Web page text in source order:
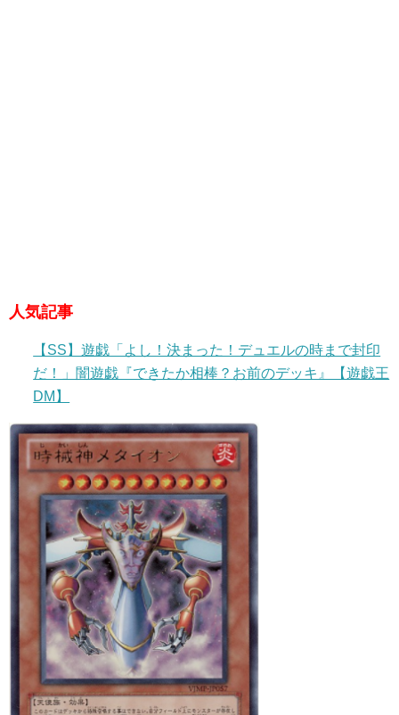
人気記事
【SS】遊戯「よし！決まった！デュエルの時まで封印
だ！」闇遊戯『できたか相棒？お前のデッキ』【遊戯王
DM】